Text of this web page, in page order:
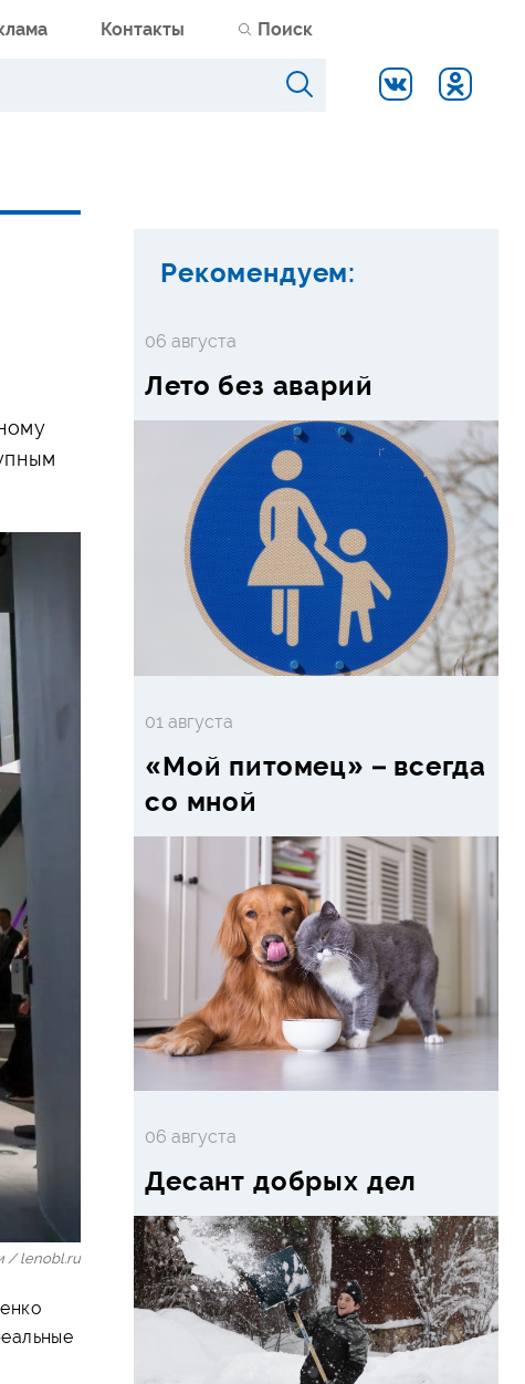
Контакты Поиск
/ lenobl.ru
Рекомендуем:
06 августа
Лето без аварий
01 августа
«Мой питомец» – всегда
со мной
06 августа
Десант добрых дел